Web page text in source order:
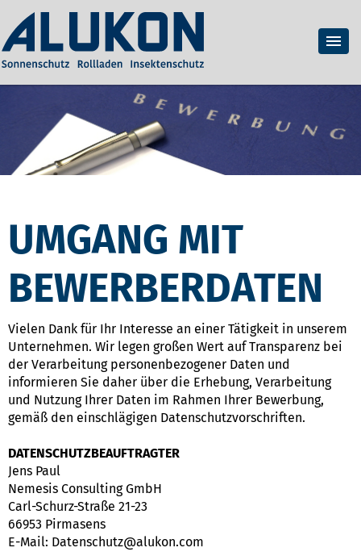
UMGANG MIT
BEWERBERDATEN
Vielen Dank für Ihr Interesse an einer Tätigkeit in unserem
Unternehmen. Wir legen großen Wert auf Transparenz bei
der Verarbeitung personenbezogener Daten und
informieren Sie daher über die Erhebung, Verarbeitung
und Nutzung Ihrer Daten im Rahmen Ihrer Bewerbung,
gemäß den einschlägigen Datenschutzvorschriften.
DATENSCHUTZBEAUFTRAGTER
Jens Paul
Nemesis Consulting GmbH
Carl-Schurz-Straße 21-23
66953 Pirmasens
E-Mail: Datenschutz@alukon.com